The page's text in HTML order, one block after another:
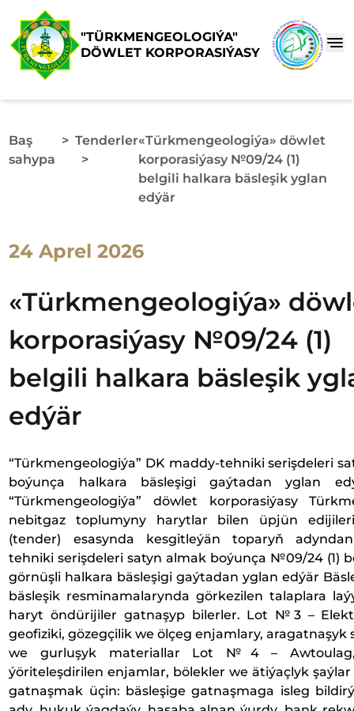
"TÜRKMENGEOLOGIÝA"
DÖWLET KORPORASIÝASY
Baş
sahypa
> Tenderler
>
«Türkmengeologiýa» döwlet
korporasiýasy №09/24 (1)
belgili halkara bäsleşik yglan
edýär
24 Aprel 2026
«Türkmengeologiýa»
korporasiýasy №09/24 (1)
belgili halkara bäsleşik
edýär
“Türkmengeologiýa” DK maddy-tehniki serişdeleri
boýunça halkara bäsleşigi gaýtadan
“Türkmengeologiýa” döwlet korporasiýasy
nebitgaz toplumyny harytlar bilen üpjün
(tender) esasynda kesgitleýän toparyň
tehniki serişdeleri satyn almak boýunça №09/24 (1)
görnüşli halkara bäsleşigi gaýtadan yglan edýär
bäsleşik resminamalarynda görkezilen talaplara
haryt öndürijiler gatnaşyp bilerler. Lot №3 –
geofiziki, gözegçilik we ölçeg enjamlary, aragatnaşyk
we gurluşyk materiallar Lot №4 –
ýöriteleşdirilen enjamlar, bölekler we ätiýaçlyk şaýlar
gatnaşmak üçin: bäsleşige gatnaşmaga isleg